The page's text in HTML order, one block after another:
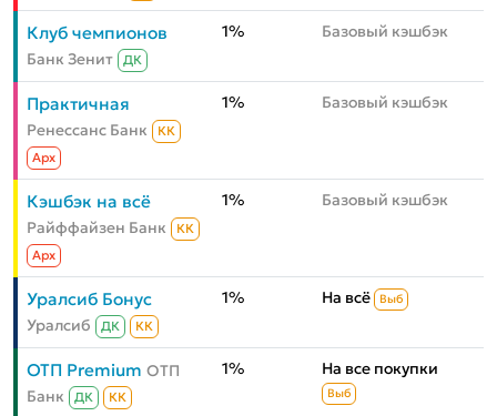
Клуб чемпионов
Банк Зенит ДК
1% Базовый кэшбэк
Практичная
Ренессанс Банк
КК
Aрх
1% Базовый кэшбэк
Кэшбэк на всё
Райффайзен Банк
КК
Aрх
1% Базовый кэшбэк
Уралсиб Бонус
Уралсиб ДК КК
1% На всё Выб
ОТП Premium ОТП
Банк
ДК КК
1% На все покупки
Выб